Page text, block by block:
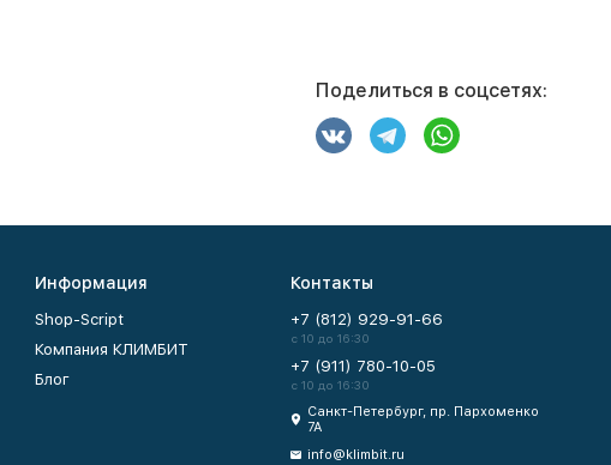
Поделиться в соцсетях:
Информация
Shop-Script
Компания КЛИМБИТ
Блог
Контакты
+7 (812) 929-91-66
с 10 до 16:30
+7 (911) 780-10-05
с 10 до 16:30
Санкт-Петербург, пр. Пархоменко
7А
info@klimbit.ru